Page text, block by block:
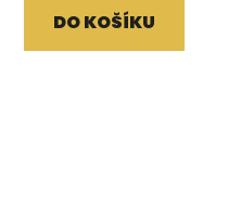
DO KOŠÍKU